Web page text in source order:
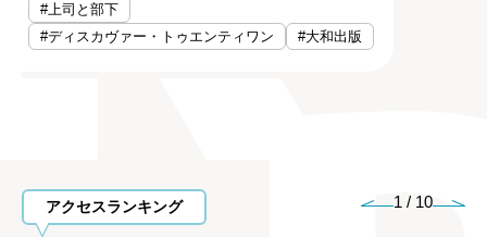
#上司と部下
#ディスカヴァー・トゥエンティワン
#大和出版
アクセスランキング 1 / 10